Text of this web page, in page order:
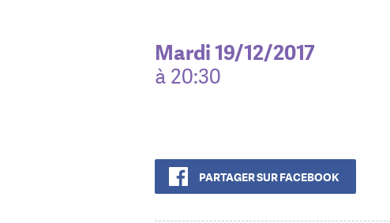
Mardi 19/12/2017
à 20:30
PARTAGER SUR FACEBOOK